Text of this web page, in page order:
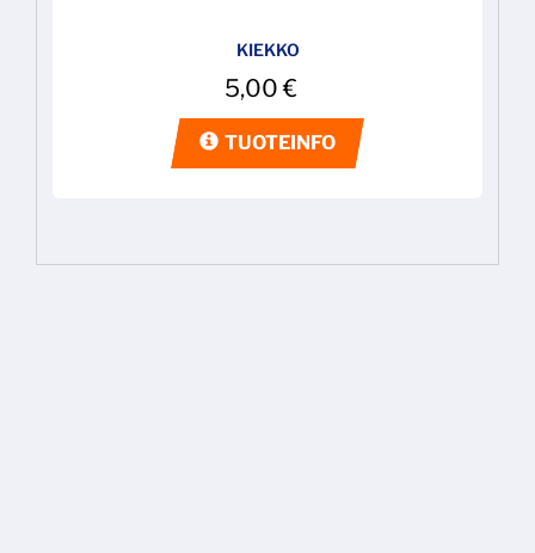
KIEKKO
5,00€
TUOTEINFO